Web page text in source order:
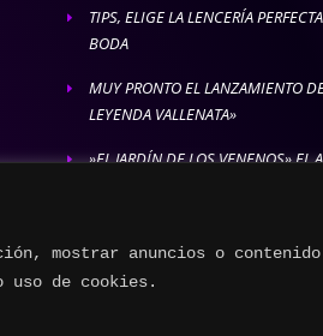
mostrar anuncios o
de cookies.
E
TIPS, ELIGE LA LENCERÍA
BODA
E
MUY PRONTO EL LANZAMIENTO
LEYENDA VALLENATA»
E
»EL JARDÍN DE LOS VENENOS» EL